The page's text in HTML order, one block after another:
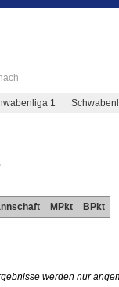
1
MPkt BPkt
werden nur